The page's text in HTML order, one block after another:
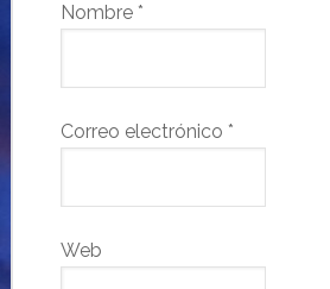
Nombre *
Correo electrónico *
Web